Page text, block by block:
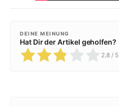
DEINE MEINUNG
Hat Dir der Artikel geholfen?
2.8 / 5